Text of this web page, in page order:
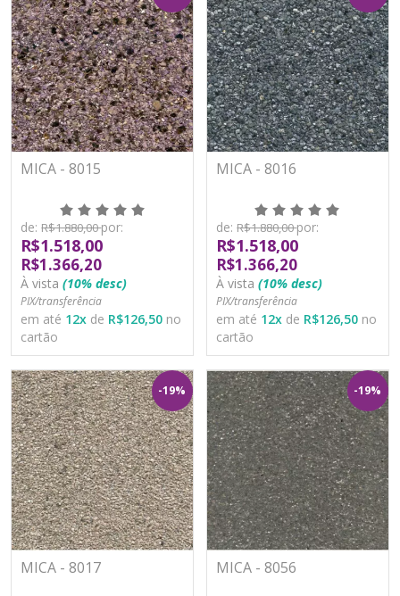
MICA - 8015
de: R$1.880,00por:
R$1.518,00
R$1.366,20
À vista (10% desc)
PIX/transferência
em até 12x de R$126,50 no
cartão
MICA - 8016
de: R$1.880,00por:
R$1.518,00
R$1.366,20
À vista (10% desc)
PIX/transferência
em até 12x de R$126,50 no
cartão
-19%
MICA - 8017
-19%
MICA - 8056